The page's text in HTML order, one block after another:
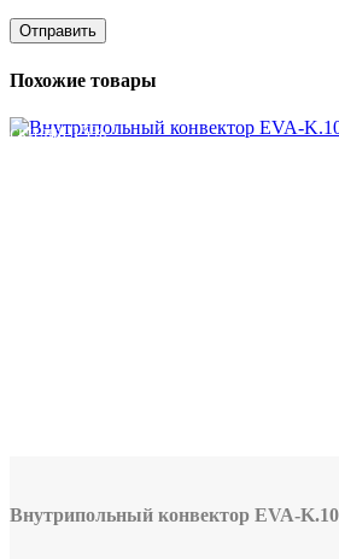
Похожие товары
скидка 15%
Внутрипольный конвектор EVA-